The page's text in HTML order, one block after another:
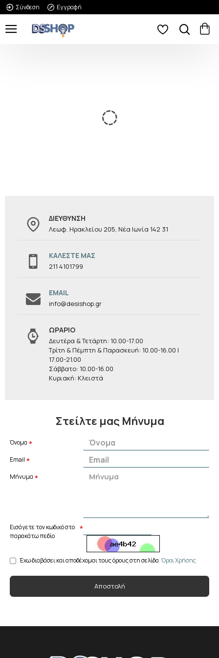
Σύνδεση Εγγραφή
ΔΙΕΎΘΥΝΣΗ
Λεωφ. Ηρακλείου 205, Νέα Ιωνία 142 31
ΚΑΛΈΣΤΕ ΜΑΣ
211 4101799
EMAIL
info@desishop.gr
ΩΡΆΡΙΟ
Δευτέρα & Τετάρτη: 10.00-17.00
Τρίτη & Πέμπτη & Παρασκευή: 10.00-16.00 |
17.00-21.00
Σάββατο: 10.00-16.00
Κυριακή: Κλειστά
Στείλτε μας Μήνυμα
Όνομα
Email
Mήνυμα
Εισάγετε τον κωδικό στο
παρακάτω πεδίο
Έχω διαβάσει και αποδέχομαι τους όρους στη σελίδα Όροι Χρήσης
Αποστολή